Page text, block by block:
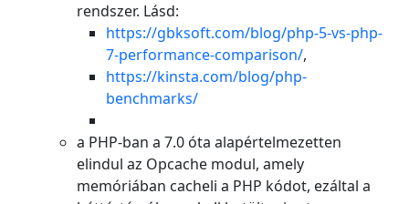
rendszer. Lásd:
https://gbksoft.com/blog/php-5-vs-php-
7-performance-comparison/,
https://kinsta.com/blog/php-
benchmarks/
a PHP-ban a 7.0 óta alapértelmezetten
elindul az Opcache modul, amely
memóriában cacheli a PHP kódot, ezáltal a